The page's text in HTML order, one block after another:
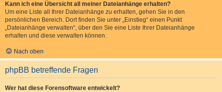
Kann ich eine Übersicht all meiner Dateianhänge erhalten?
Um eine Liste all Ihrer Dateianhänge zu erhalten, gehen Sie in den
persönlichen Bereich. Dort finden Sie unter „Einstieg“ einen Punkt
„Dateianhänge verwalten“, über den Sie eine Liste Ihrer Dateianhänge
erhalten und diese verwalten können.
Nach oben
phpBB betreffende Fragen
Wer hat diese Forensoftware entwickelt?